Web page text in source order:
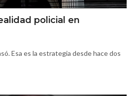
policial en
Esa es la estrategia desde hace dos